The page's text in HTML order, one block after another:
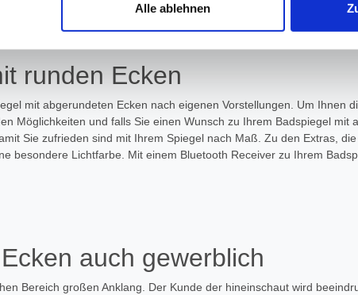
Alle ablehnen
runden Ecken
mit abgerundeten Ecken nach eigenen Vorstellungen. Um Ihnen
Möglichkeiten und falls Sie einen Wunsch zu Ihrem Badspiegel
Sie zufrieden sind mit Ihrem Spiegel nach Maß. Zu den Extras,
besondere Lichtfarbe. Mit einem Bluetooth Receiver zu Ihrem
auch gewerblich
Bereich großen Anklang. Der Kunde der hineinschaut wird